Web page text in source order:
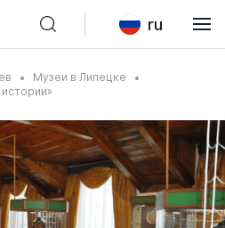
ru
Музеи в Липецке